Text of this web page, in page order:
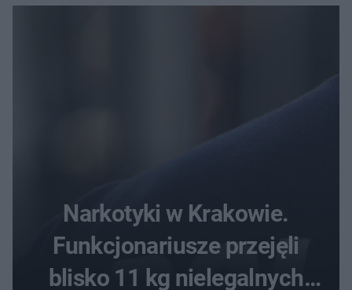
Narkotyki w Krakowie.
Funkcjonariusze przejęli
blisko 11 kg nielegalnych